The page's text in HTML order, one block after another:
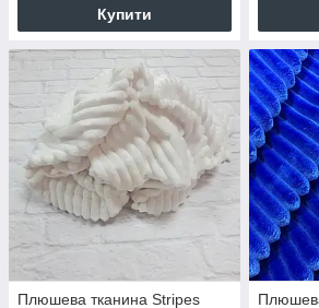
Купити
Плюшева тканина Stripes